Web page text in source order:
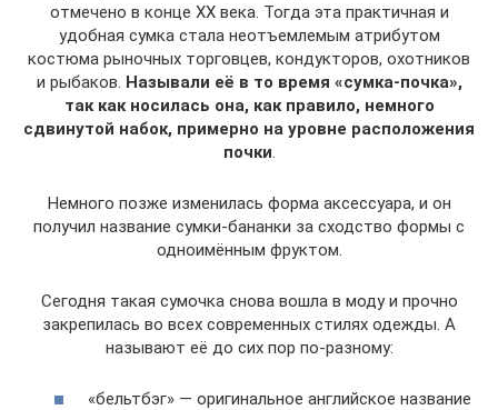
отмечено в конце XX века. Тогда эта практичная и
удобная сумка стала неотъемлемым атрибутом
костюма рыночных торговцев, кондукторов, охотников
и рыбаков. Называли её в то время «сумка-почка»,
так как носилась она, как правило, немного
сдвинутой набок, примерно на уровне расположения
почки
Немного позже изменилась форма аксессуара, и он
получил название сумки-бананки за сходство формы с
одноимённым фруктом.
Сегодня такая сумочка снова вошла в моду и прочно
закрепилась во всех современных стилях одежды. А
называют её до сих пор по-разному:
«бельтбэг» — оригинальное английское название